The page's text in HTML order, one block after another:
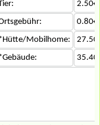
Mobilhome: